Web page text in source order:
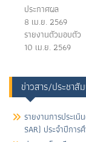
ประกาศผล
8 เม.ย. 2569
รายงานตัวมอบตัว
10 เม.ย. 2569
ข่าวสาร/ประชาสั
รายงานการประเ
SAR) ประจำปีการ